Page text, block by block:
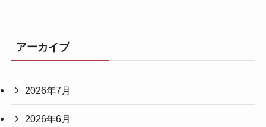
アーカイブ
2026年7月
2026年6月